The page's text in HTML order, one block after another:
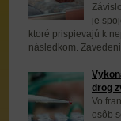
je
ktoré prispievajú k
následkom.
drog
Vo
osôb